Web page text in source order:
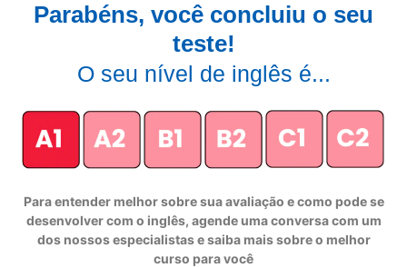
Parabéns, você concluiu o seu
teste!
O seu nível de inglês é...
Para entender melhor sobre sua avaliação e como pode se
desenvolver com o inglês, agende uma conversa com um
dos nossos especialistas e saiba mais sobre o melhor
curso para você